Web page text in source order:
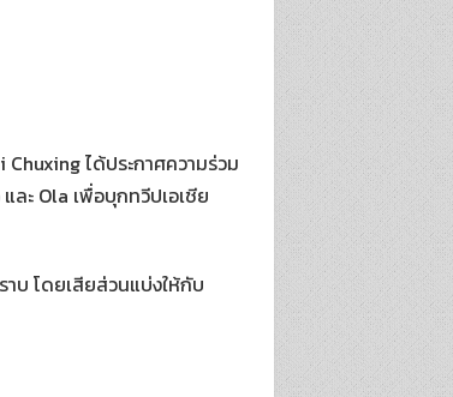
ได้ประกาศความร่วม
ะ Ola เพื่อบุกทวีปเอเชีย
าบ โดยเสียส่วนแบ่งให้กับ